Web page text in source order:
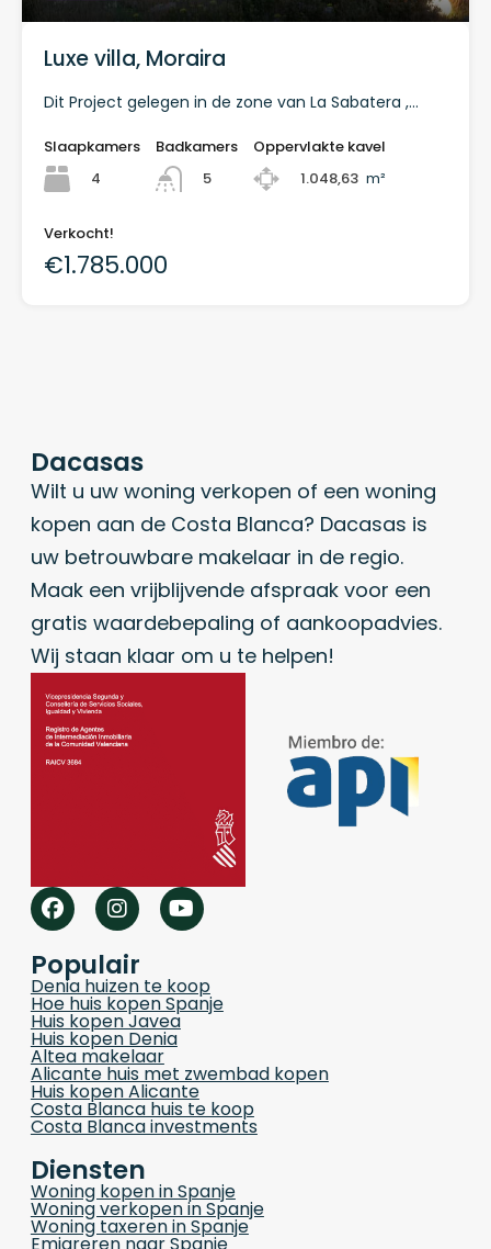
Luxe villa, Moraira
Dit Project gelegen in de zone van La Sabatera ,…
Slaapkamers
4
Badkamers
5
Oppervlakte kavel
1.048,63 m²
Verkocht!
€1.785.000
Dacasas
Wilt u uw woning verkopen of een woning
kopen aan de Costa Blanca? Dacasas is
uw betrouwbare makelaar in de regio.
Maak een vrijblijvende afspraak voor een
gratis waardebepaling of aankoopadvies.
Wij staan klaar om u te helpen!
Populair
Denia huizen te koop
Hoe huis kopen Spanje
Huis kopen Javea
Huis kopen Denia
Altea makelaar
Alicante huis met zwembad kopen
Huis kopen Alicante
Costa Blanca huis te koop
Costa Blanca investments
Diensten
Woning kopen in Spanje
Woning verkopen in Spanje
Woning taxeren in Spanje